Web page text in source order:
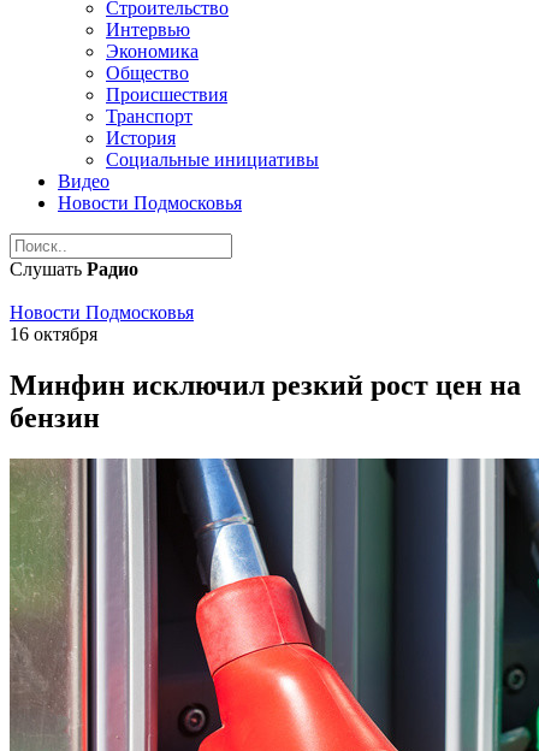
Строительство
Интервью
Экономика
Общество
Происшествия
Транспорт
История
Социальные инициативы
Видео
Новости Подмосковья
Слушать Радио
Новости Подмосковья
16 октября
Минфин исключил резкий рост цен на
бензин